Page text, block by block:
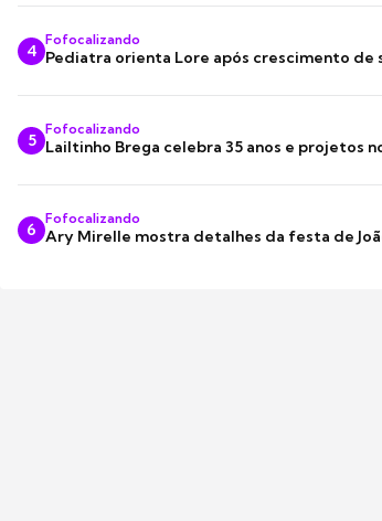
4
Fofocalizando
Pediatra orienta Lore após crescimento de
5
Fofocalizando
Lailtinho Brega celebra 35 anos e projetos
6
Fofocalizando
Ary Mirelle mostra detalhes da festa de